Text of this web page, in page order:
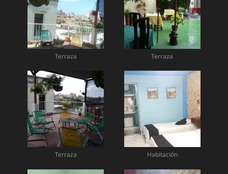
Terraza Terraza
Terraza Habitación